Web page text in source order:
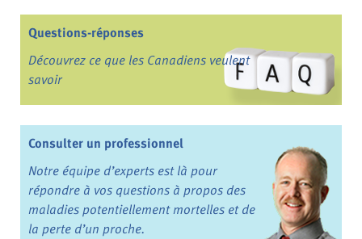
Questions-réponses
Découvrez ce que les Canadiens veulent
savoir
Consulter un professionnel
Notre équipe d’experts est là pour
répondre à vos questions à propos des
maladies potentiellement mortelles et de
la perte d’un proche.